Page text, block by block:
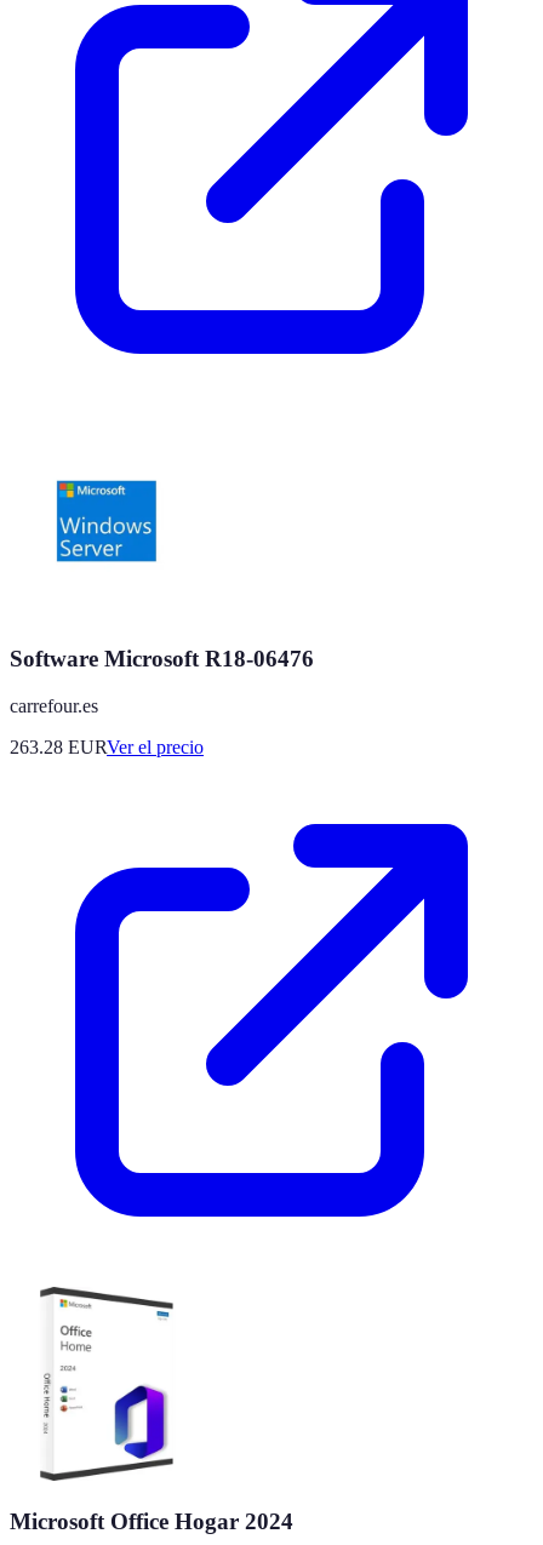
Software Microsoft R18-06476
carrefour.es
263.28 EURVer el precio
Microsoft Office Hogar 2024